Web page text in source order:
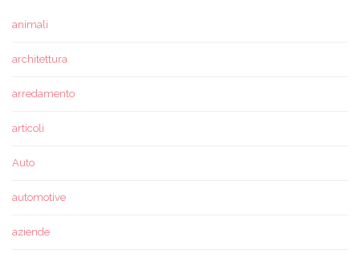
animali
architettura
arredamento
articoli
Auto
automotive
aziende